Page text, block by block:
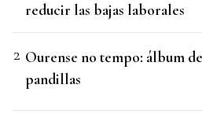
reducir las bajas laborales
Ourense no tempo: álbum
pandillas